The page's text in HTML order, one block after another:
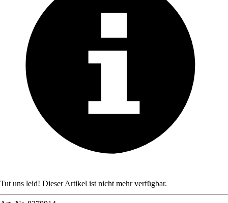
Tut uns leid! Dieser Artikel ist nicht mehr verfügbar.